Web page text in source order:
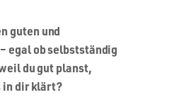
guten und
egal ob selbstständig
du gut planst,
in dir klärt?